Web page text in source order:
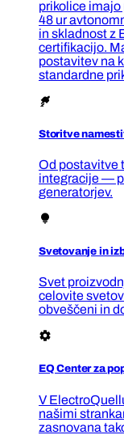
prikolice imajo
48 ur
in skladnost z
certifikacijo.
postavitev na
standardne
Storitve
Od postavitve
integracije —
generatorjev.
Svetovanje in
Svet
celovite
obveščeni in
EQ Center za
V
našimi
zasnovana